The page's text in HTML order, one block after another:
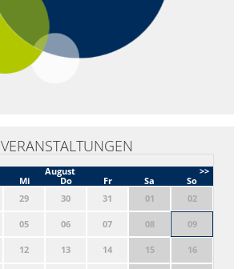
VERANSTALTUNGEN
>>
August
Mi Do Fr Sa
So
29 30 31 01 02
05 06 07 08 09
12 13 14 15 16